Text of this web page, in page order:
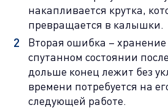
накапливается крутка,
превращается в калышки.
Вторая ошибка – хранение
спутанном состоянии
дольше конец лежит без
времени потребуется на
следующей работе.